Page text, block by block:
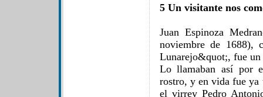
5 Un visitante nos
Juan Espinoza
noviembre de 1688),
Lunarejo&quot;, fue
Lo llamaban así por
rostro, y en vida fue ya
el virrey Pedro